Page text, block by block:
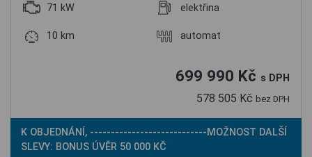
71 kW elektřina
10 km automat
699 990 Kč s DPH
578 505 Kč bez DPH
K OBJEDNÁNÍ, ----------------------------MOŽNOST DALŠÍ
SLEVY: BONUS ÚVĚR 50 000 KČ